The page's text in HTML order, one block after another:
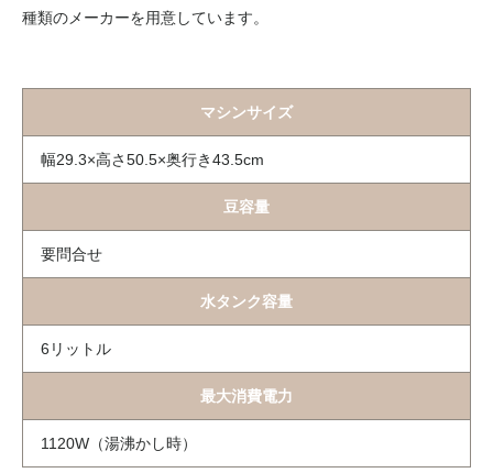
種類のメーカーを用意しています。
マシンサイズ
幅29.3×高さ50.5×奥行き43.5cm
豆容量
要問合せ
水タンク容量
6リットル
最大消費電力
1120W（湯沸かし時）